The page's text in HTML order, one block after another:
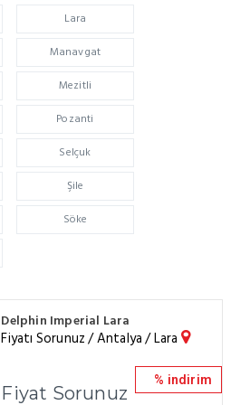
Lara
Manavgat
Mezitli
Pozanti
Selçuk
Şile
Söke
Delphin Imperial Lara
Fiyatı Sorunuz / Antalya / Lara
Fiyat Sorunuz
% indirim